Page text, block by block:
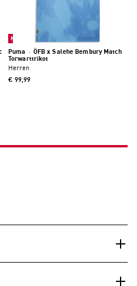
Neu
Puma · ÖFB x Salehe Bembury Match
Torwarttrikot
Herren
€ 99,99